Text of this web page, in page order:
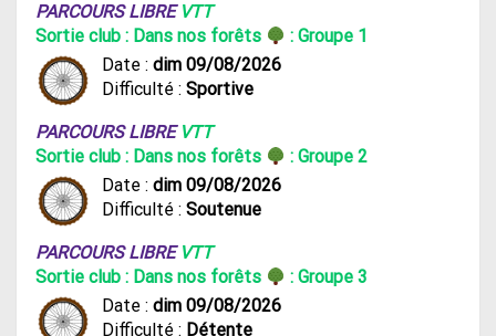
PARCOURS LIBRE VTT
Sortie club : Dans nos forêts
: Groupe 1
Date : dim 09/08/2026
Difficulté : Sportive
PARCOURS LIBRE VTT
Sortie club : Dans nos forêts
: Groupe 2
Date : dim 09/08/2026
Difficulté : Soutenue
PARCOURS LIBRE VTT
Sortie club : Dans nos forêts
: Groupe 3
Date : dim 09/08/2026
Difficulté : Détente